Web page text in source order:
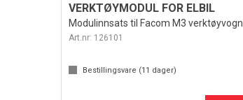
VERKTØYMODUL FOR ELBIL
Modulinnsats til Facom M3 verktøyvogn
Art.nr: 126101
Bestillingsvare (11 dager)